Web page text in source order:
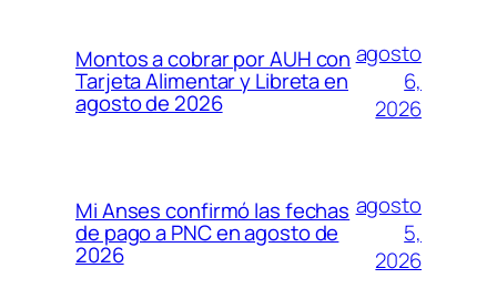
Montos a cobrar por AUH con
Tarjeta Alimentar y Libreta en
agosto de 2026
agosto
6,
2026
Mi Anses confirmó las fechas
de pago a PNC en agosto de
2026
agosto
5,
2026